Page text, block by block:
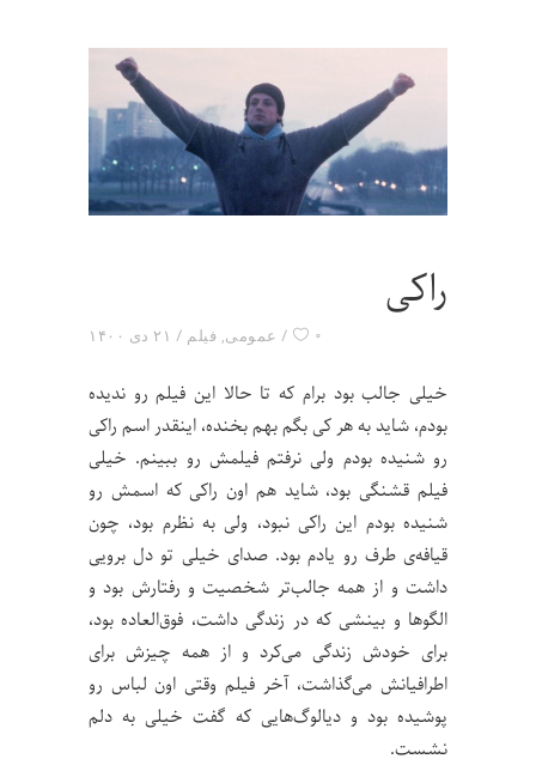
راکی
۲۱ دی ۱۴۰۰ عمومی, فیلم ۰
خیلی جالب بود برام که تا حالا این فیلم رو ندیده
بودم، شاید به هر کی بگم بهم بخنده، اینقدر اسم راکی
رو شنیده بودم ولی نرفتم فیلمش رو ببینم. خیلی
فیلم قشنگی بود، شاید هم اون راکی که اسمش رو
شنیده بودم این راکی نبود، ولی به نظرم بود، چون
قیافه‌ی طرف رو یادم بود. صدای خیلی تو دل برویی
داشت و از همه جالب‌تر شخصیت و رفتارش بود و
الگوها و بینشی که در زندگی داشت، فوق‌العاده بود،
برای خودش زندگی می‌کرد و از همه چیزش برای
اطرافیانش می‌گذاشت، آخر فیلم وقتی اون لباس رو
پوشیده بود و دیالوگ‌هایی که گفت خیلی به دلم
نشست.